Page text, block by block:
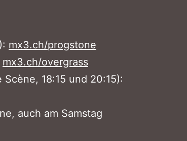
mx3.ch/progstone
mx3.ch/overgrass
Scène, 18:15 und 20:15):
auch am Samstag